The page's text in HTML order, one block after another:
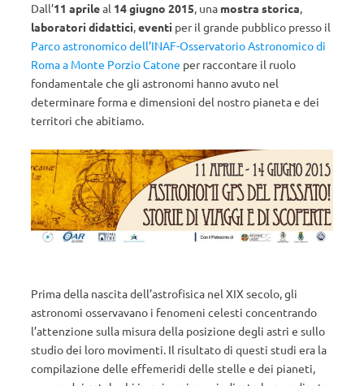
Dall’11 aprileal 14 giugno 2015, una mostra storica,
laboratori didattici,eventi per il grande pubblico presso il
Parco astronomico dell’INAF-Osservatorio Astronomico di
Roma a Monte Porzio Catone per raccontare il ruolo
fondamentale che gli astronomi hanno avuto nel
determinare forma e dimensioni del nostro pianeta e dei
territori che abitiamo.
Prima della nascita dell’astrofisica nel XIX secolo, gli
astronomi osservavano i fenomeni celesti concentrando
l’attenzione sulla misura della posizione degli astri e sullo
studio dei loro movimenti. Il risultato di questi studi era la
compilazione delle effemeridi delle stelle e dei pianeti,